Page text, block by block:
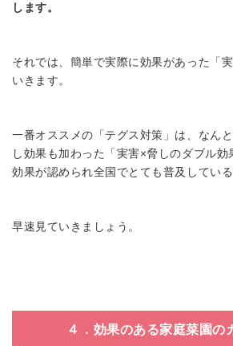
します。
それでは、簡単で実際に効果があった「
いきます。
一番オススメの「テグス対策」は、なん
し効果も加わった「実害×脅しのダブル効
効果が認められ全国でとても普及している
早速見ていきましょう。
４．効果のある家庭菜園の